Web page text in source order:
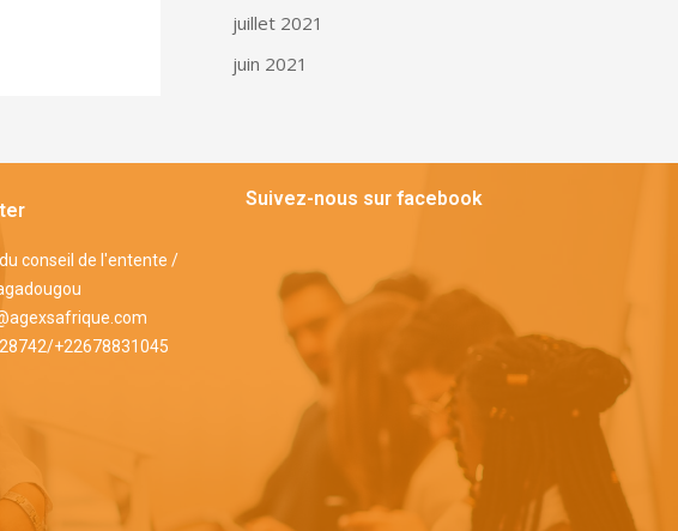
juillet 2021
juin 2021
conseil de l'entente /
+22678831045
Suivez-nous sur facebook